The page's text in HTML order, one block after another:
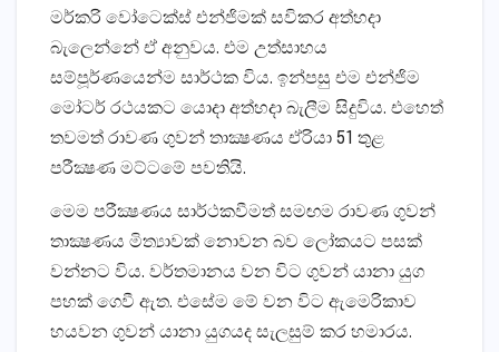
මර්කරි වෝටෙක්ස් එන්ජිමක් සවිකර අත්හදා
බැලෙන්නේ ඒ අනුවය. එම උත්සාහය
සම්පූර්ණයෙන්ම සාර්ථක විය. ඉන්පසු එම එන්ජිම
මෝටර් රථයකට යොදා අත්හදා බැලීම සිදුවිය. එහෙත්
තවමත් රාවණ ගුවන් තාක්‍ෂණය ඒරියා 51 තුළ
පරීක්‍ෂණ මට්ටමේ පවතියි.
මෙම පරීක්‍ෂණය සාර්ථකවීමත් සමඟම රාවණ ගුවන්
තාක්‍ෂණය මිත්‍යාවක් නොවන බව ලෝකයට පසක්
වන්නට විය. වර්තමානය වන විට ගුවන් යානා යුග
පහක් ගෙවී ඇත. එසේම මේ වන විට ඇමෙරිකාව
හයවන ගුවන් යානා යුගයද සැලසුම් කර හමාරය.